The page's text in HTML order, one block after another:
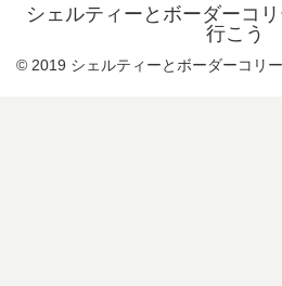
シェルティーとボーダーコ
行こう
© 2019 シェルティーとボーダーコリ